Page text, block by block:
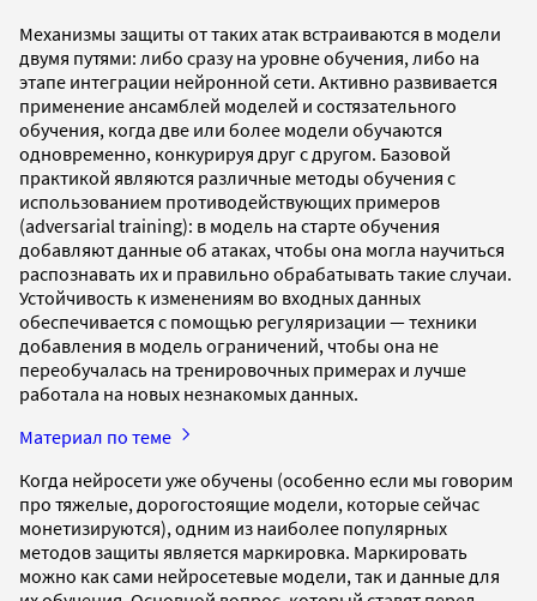
Механизмы защиты от таких атак встраиваются в модели
двумя путями: либо сразу на уровне обучения, либо на
этапе интеграции нейронной сети. Активно развивается
применение ансамблей моделей и состязательного
обучения, когда две или более модели обучаются
одновременно, конкурируя друг с другом. Базовой
практикой являются различные методы обучения с
использованием противодействующих примеров
(adversarial training): в модель на старте обучения
добавляют данные об атаках, чтобы она могла научиться
распознавать их и правильно обрабатывать такие случаи.
Устойчивость к изменениям во входных данных
обеспечивается с помощью регуляризации — техники
добавления в модель ограничений, чтобы она не
переобучалась на тренировочных примерах и лучше
работала на новых незнакомых данных.
Материал по теме
Когда нейросети уже обучены (особенно если мы говорим
про тяжелые, дорогостоящие модели, которые сейчас
монетизируются), одним из наиболее популярных
методов защиты является маркировка. Маркировать
можно как сами нейросетевые модели, так и данные для